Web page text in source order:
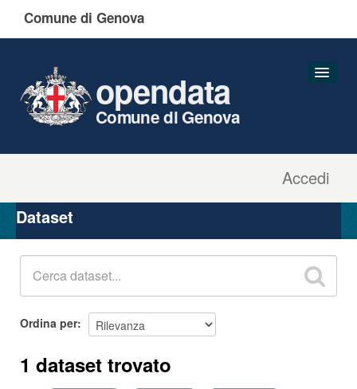
Comune di Genova
Accedi
opendata
Comune di Genova
Organizzazioni
Gruppi
Dataset
Ordina per
1 dataset trovato